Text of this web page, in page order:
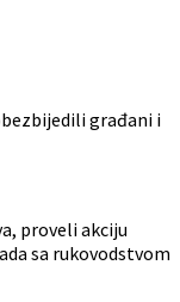
građani i
proveli akciju
sa rukovodstvom